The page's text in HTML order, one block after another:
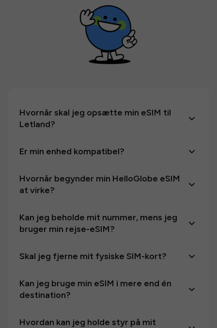
Hvornår skal jeg opsætte min eSIM til
Letland?
Er min enhed kompatibel?
Hvornår begynder min HelloGlobe eSIM
at virke?
Kan jeg beholde mit nummer, mens jeg
bruger min rejse-eSIM?
Skal jeg fjerne mit fysiske SIM-kort?
Kan jeg bruge min eSIM i mere end én
destination?
Hvordan kan jeg holde styr på mit